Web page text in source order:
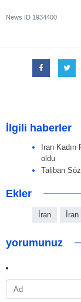
News ID 1934400
İlgili haberler
İran Kadın
oldu
Taliban
Ekler
İran
yorumunuz